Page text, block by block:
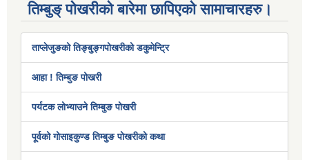
तिम्बुङ् पोखरीको बारेमा छापिएको सामाचारहरु।
ताप्लेजुङको तिङ्बुङ्गपोखरीको डकुमेन्ट्रि
आहा ! तिम्बुङ पोखरी
पर्यटक लोभ्याउने तिम्बुङ पोखरी
पूर्वको गोसाइकुण्ड तिम्बुङ पोखरीको कथा